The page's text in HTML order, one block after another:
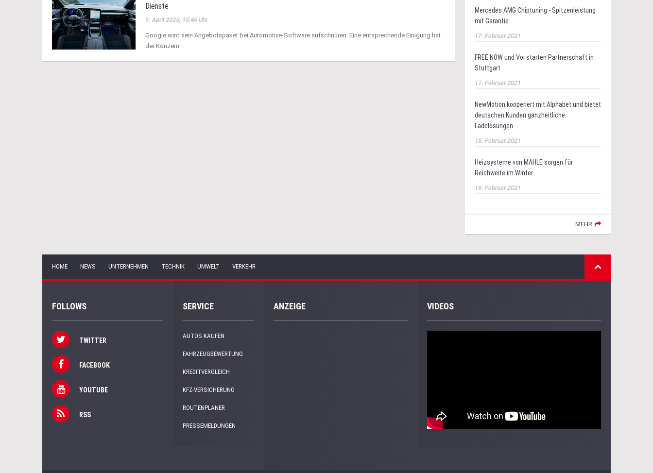
Dienste
9. April 2025, 15:46 Uhr
Google wird sein Angebotspaket bei Automotive-Software aufschnüren. Eine entsprechende Einigung hat
der Konzern
Mercedes AMG Chiptuning - Spitzenleistung
mit Garantie
17. Februar 2021
FREE NOW und Voi starten Partnerschaft in
Stuttgart
17. Februar 2021
NewMotion kooperiert mit Alphabet und bietet
deutschen Kunden ganzheitliche
Ladelösungen
18. Februar 2021
Heizsysteme von MAHLE sorgen für
Reichweite im Winter
18. Februar 2021
MEHR
HOME NEWS UNTERNEHMEN TECHNIK UMWELT VERKEHR
FOLLOWS
TWITTER
FACEBOOK
YOUTUBE
RSS
SERVICE
AUTOS KAUFEN
FAHRZEUGBEWERTUNG
KREDITVERGLEICH
KFZ-VERSICHERUNG
ROUTENPLANER
PRESSEMELDUNGEN
ANZEIGE VIDEOS